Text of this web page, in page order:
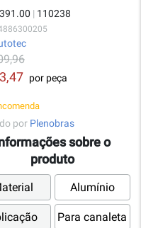
| 110238
por peça
por Plenobras
sobre o
produto
Alumínio
Para canaleta